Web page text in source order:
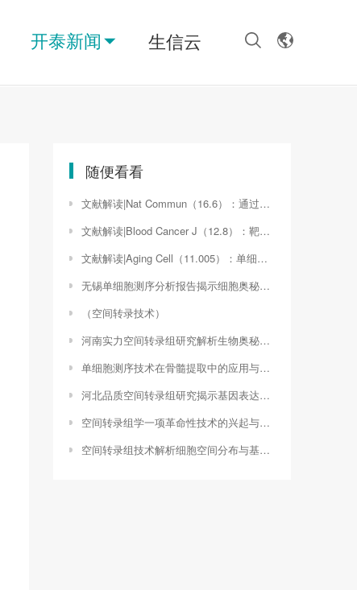
开泰新闻 生信云
随便看看
文献解读|Nat Commun（16.6）：通过整合单细胞和空间转录组分析描绘肢端黑色素瘤的早期传播机制
文献解读|Blood Cancer J（12.8）：靶向表观遗传共依赖性可增强 Menin 抑制剂在 MLL1-r 或突变 NPM1 的 AML 中的抗 AML 功效
文献解读|Aging Cell（11.005）：单细胞RNA-Seq揭示原始卵泡形成过程中小鼠生殖细胞中高度协调的转录程序
无锡单细胞测序分析报告揭示细胞奥秘，助力精准医疗新篇章（单细胞测序报告解读）
（空间转录技术）
河南实力空间转录组研究解析生物奥秘的新利器（什么是空间转录组）
单细胞测序技术在骨髓提取中的应用与优势（单细胞测序标本处理方法）
河北品质空间转录组研究揭示基因表达的空间差异，助力精准医疗（空间转录组技术）
空间转录组学一项革命性技术的兴起与发展历程（visium空间转录组）
空间转录组技术解析细胞空间分布与基因表达关系的创新工具（空间转录学）